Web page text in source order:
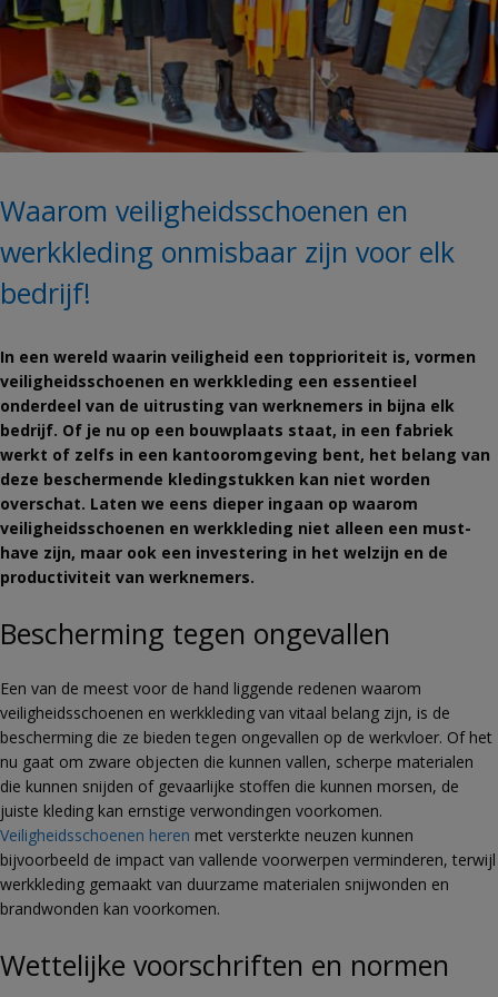
Waarom veiligheidsschoenen en
werkkleding onmisbaar zijn voor elk
bedrijf!
In een wereld waarin veiligheid een topprioriteit is, vormen
veiligheidsschoenen en werkkleding een essentieel
onderdeel van de uitrusting van werknemers in bijna elk
bedrijf. Of je nu op een bouwplaats staat, in een fabriek
werkt of zelfs in een kantooromgeving bent, het belang van
deze beschermende kledingstukken kan niet worden
overschat. Laten we eens dieper ingaan op waarom
veiligheidsschoenen en werkkleding niet alleen een must-
have zijn, maar ook een investering in het welzijn en de
productiviteit van werknemers.
Bescherming tegen ongevallen
Een van de meest voor de hand liggende redenen waarom
veiligheidsschoenen en werkkleding van vitaal belang zijn, is de
bescherming die ze bieden tegen ongevallen op de werkvloer. Of het
nu gaat om zware objecten die kunnen vallen, scherpe materialen
die kunnen snijden of gevaarlijke stoffen die kunnen morsen, de
juiste kleding kan ernstige verwondingen voorkomen.
Veiligheidsschoenen heren met versterkte neuzen kunnen
bijvoorbeeld de impact van vallende voorwerpen verminderen, terwijl
werkkleding gemaakt van duurzame materialen snijwonden en
brandwonden kan voorkomen.
Wettelijke voorschriften en normen